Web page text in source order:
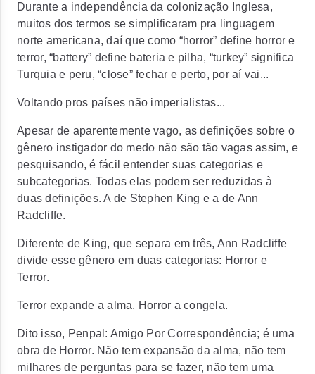
Durante a independência da colonização Inglesa,
muitos dos termos se simplificaram pra linguagem
norte americana, daí que como “horror” define horror e
terror, “battery” define bateria e pilha, “turkey” significa
Turquia e peru, “close” fechar e perto, por aí vai...
Voltando pros países não imperialistas...
Apesar de aparentemente vago, as definições sobre o
gênero instigador do medo não são tão vagas assim, e
pesquisando, é fácil entender suas categorias e
subcategorias. Todas elas podem ser reduzidas à
duas definições. A de Stephen King e a de Ann
Radcliffe.
Diferente de King, que separa em três, Ann Radcliffe
divide esse gênero em duas categorias: Horror e
Terror.
Terror expande a alma. Horror a congela.
Dito isso, Penpal: Amigo Por Correspondência; é uma
obra de Horror. Não tem expansão da alma, não tem
milhares de perguntas para se fazer, não tem uma